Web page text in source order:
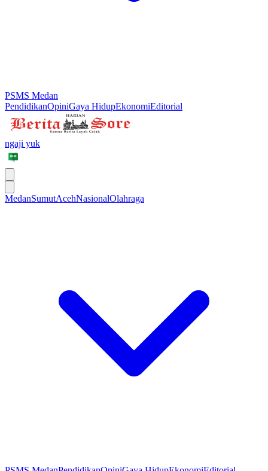
PSMS Medan
PendidikanOpiniGaya HidupEkonomiEditorial
ngaji yuk
MedanSumutAcehNasionalOlahraga